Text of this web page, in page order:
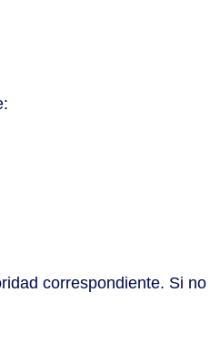
correspondiente. Si